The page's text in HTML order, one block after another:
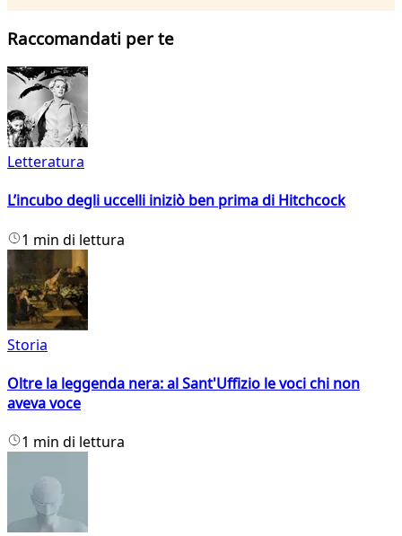
Raccomandati per te
Letteratura
L’incubo degli uccelli iniziò ben prima di Hitchcock
1 min di lettura
Storia
Oltre la leggenda nera: al Sant'Uffizio le voci chi non
aveva voce
1 min di lettura